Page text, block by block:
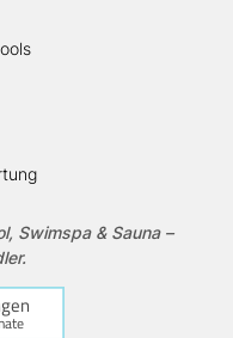
Swimspa & Sauna –